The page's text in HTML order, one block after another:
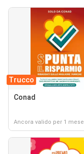
Trucco
Conad
Ancora valido per 1 mese